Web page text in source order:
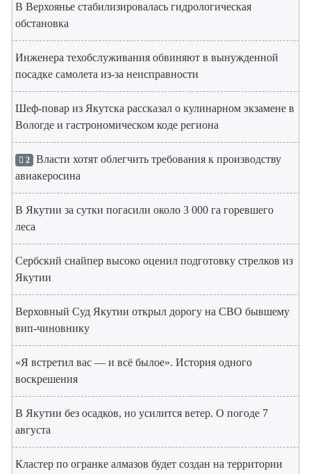
В Верхоянье стабилизировалась гидрологическая
обстановка
Инженера техобслуживания обвиняют в вынужденной
посадке самолета из-за неисправности
Шеф-повар из Якутска рассказал о кулинарном экзамене в
Вологде и гастрономическом коде региона
2 Власти хотят облегчить требования к производству
авиакеросина
В Якутии за сутки погасили около 3 000 га горевшего
леса
Сербский снайпер высоко оценил подготовку стрелков из
Якутии
Верховный Суд Якутии открыл дорогу на СВО бывшему
вип-чиновнику
«Я встретил вас — и всё былое». История одного
воскрешения
В Якутии без осадков, но усилится ветер. О погоде 7
августа
Кластер по огранке алмазов будет создан на территории